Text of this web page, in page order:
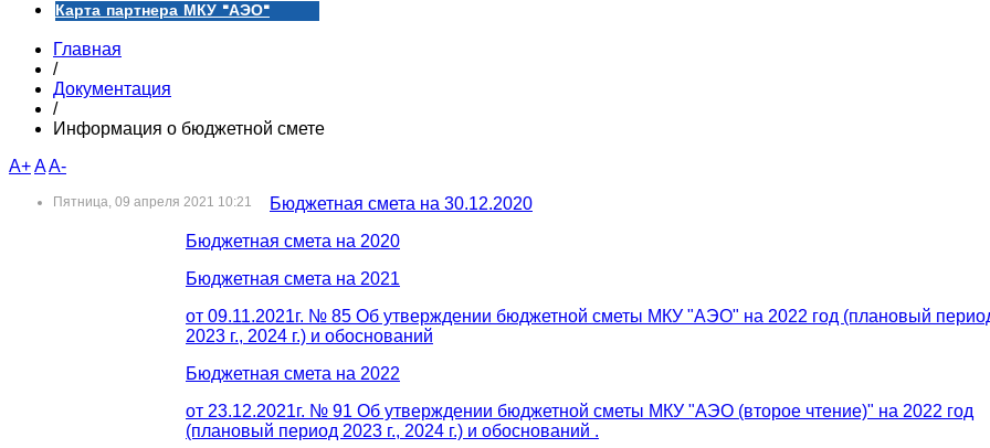
Карта партнера МКУ "АЭО"
Главная
/
Документация
/
Информация о бюджетной смете
A+AA-
Пятница, 09 апреля 2021 10:21
Бюджетная смета на 30.12.2020
Бюджетная смета на 2020
Бюджетная смета на 2021
от 09.11.2021г. № 85 Об утверждении бюджетной сметы МКУ "АЭО" на 2022 год (плановый
2023 г., 2024 г.) и обоснований
Бюджетная смета на 2022
от 23.12.2021г. № 91 Об утверждении бюджетной сметы МКУ "АЭО (второе чтение)" на 2022 год
(плановый период 2023 г., 2024 г.) и обоснований .